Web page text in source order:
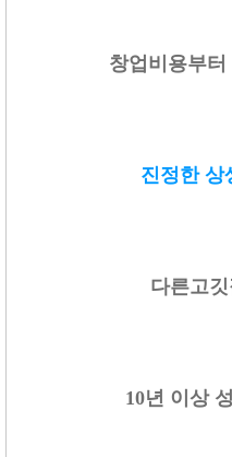
창업비용부터
진정한 상
다른고
10년 이상